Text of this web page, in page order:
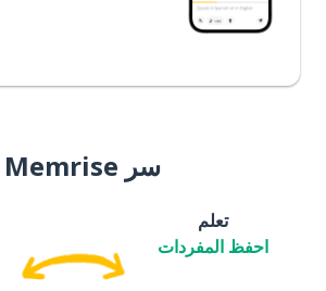
سر Memrise
تعلم
احفظ المفردات